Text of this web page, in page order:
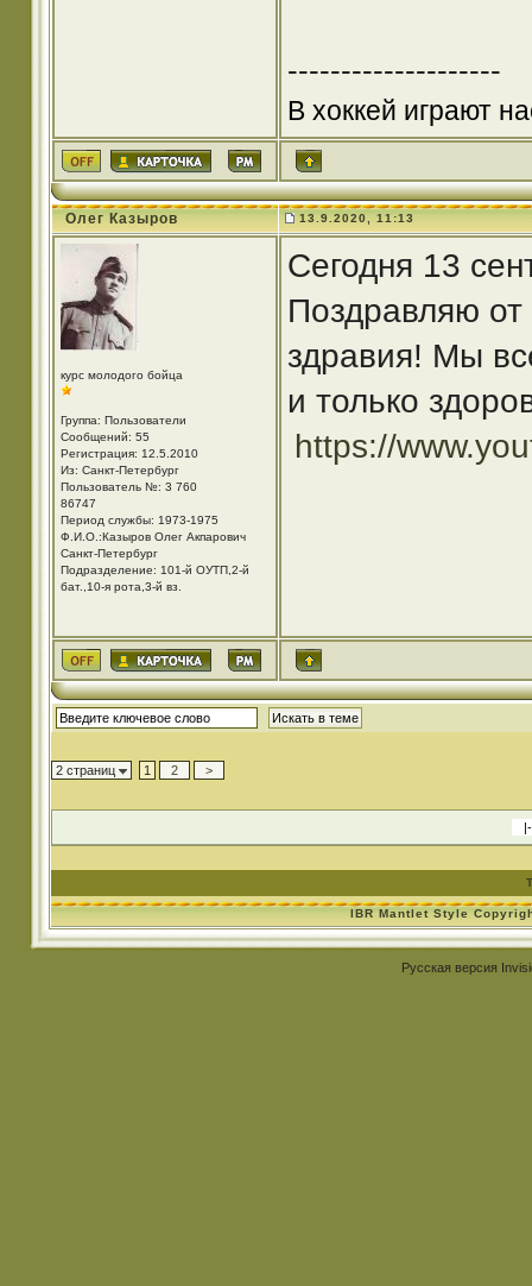
--------------------
В хоккей играют
Олег Казыров 13.9.2020, 11:13
курс молодого бойца
Группа: Пользователи
Сообщений: 55
Регистрация: 12.5.2010
Из: Санкт-Петербург
Пользователь №: 3 760
86747
Период службы: 1973-1975
Ф.И.О.:Казыров Олег Акпарович
Санкт-Петербург
Подразделение: 101-й ОУТП,2-й
бат.,10-я рота,3-й вз.
Сегодня 13
Поздравляю
здравия! Мы
и только
https://
2 страниц 1 2 >
IBR Mantlet Style
Русская версия